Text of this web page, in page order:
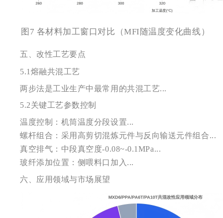
图7 各材料加工窗口对比（MFI随温度变化曲线）
五、改性工艺要点
5.1 熔融共混工艺
两步法是工业生产中最常用的共混工艺...
5.2关键工艺参数控制
温度控制：机筒温度分段设置...
螺杆组合：采用高剪切混炼元件与反向输送元件组合...
真空排气：中段真空度-0.08~-0.1MPa...
玻纤添加位置：侧喂料口加入...
六、应用领域与市场展望